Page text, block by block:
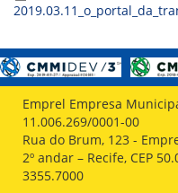
Emprel Empresa
11.006.269/0001-00
Rua do Brum, 123 -
2º andar – Recife, CEP
3355.7000